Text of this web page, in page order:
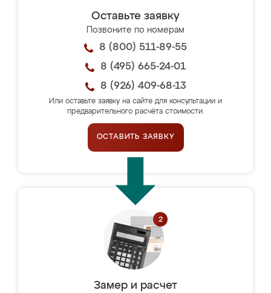
Оставьте заявку
Позвоните по номерам
8 (800) 511-89-55
8 (495) 665-24-01
8 (926) 409-68-13
Или оставьте заявку на сайте для консультации и
предварительного расчёта стоимости.
ОСТАВИТЬ ЗАЯВКУ
Замер и расчет